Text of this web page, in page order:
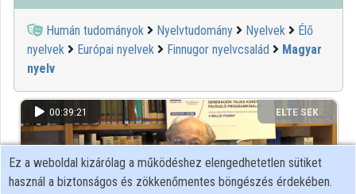
Humán tudományok Nyelvtudomány Nyelvek
Élő
nyelvek
Európai nyelvek Finnugor nyelvcsalád
Magyar
nyelv
00:39:21
ELTE SEK
KÖNYVTÁRA
Ez a weboldal kizárólag a működéshez elengedhetetlen sütiket
használ a biztonságos és zökkenőmentes böngészés érdekében.